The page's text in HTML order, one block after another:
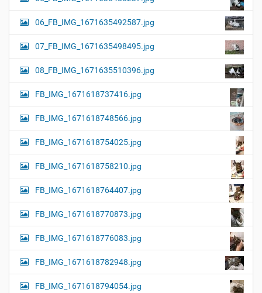
06_FB_IMG_1671635492587.jpg
07_FB_IMG_1671635498495.jpg
08_FB_IMG_1671635510396.jpg
FB_IMG_1671618737416.jpg
FB_IMG_1671618748566.jpg
FB_IMG_1671618754025.jpg
FB_IMG_1671618758210.jpg
FB_IMG_1671618764407.jpg
FB_IMG_1671618770873.jpg
FB_IMG_1671618776083.jpg
FB_IMG_1671618782948.jpg
FB_IMG_1671618794054.jpg